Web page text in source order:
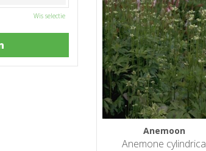
Anemoon
Anemone cylindrica
Wis selectie